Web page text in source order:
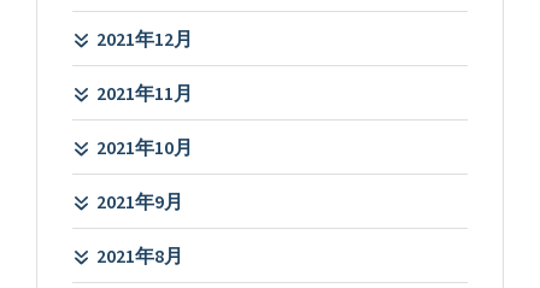
2021年12月
2021年11月
2021年10月
2021年9月
2021年8月